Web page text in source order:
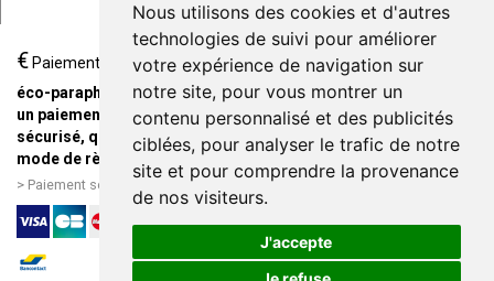
Nous utilisons des cookies et d'autres
technologies de suivi pour améliorer
votre expérience de navigation sur
notre site, pour vous montrer un
contenu personnalisé et des publicités
ciblées, pour analyser le trafic de notre
site et pour comprendre la provenance
de nos visiteurs.
J'accepte
ligne
€ Paiement
éco-parapharmacie.fr offre
un paiement entièrement
sécurisé, quel que soit le
mode de règlement
Paiement sécurisé et simple
Livraison / Point retrait
Commandez en ligne et
recevez votre commande
rapidement chez vous ou en
point retrait
Livraison chez vous ou en